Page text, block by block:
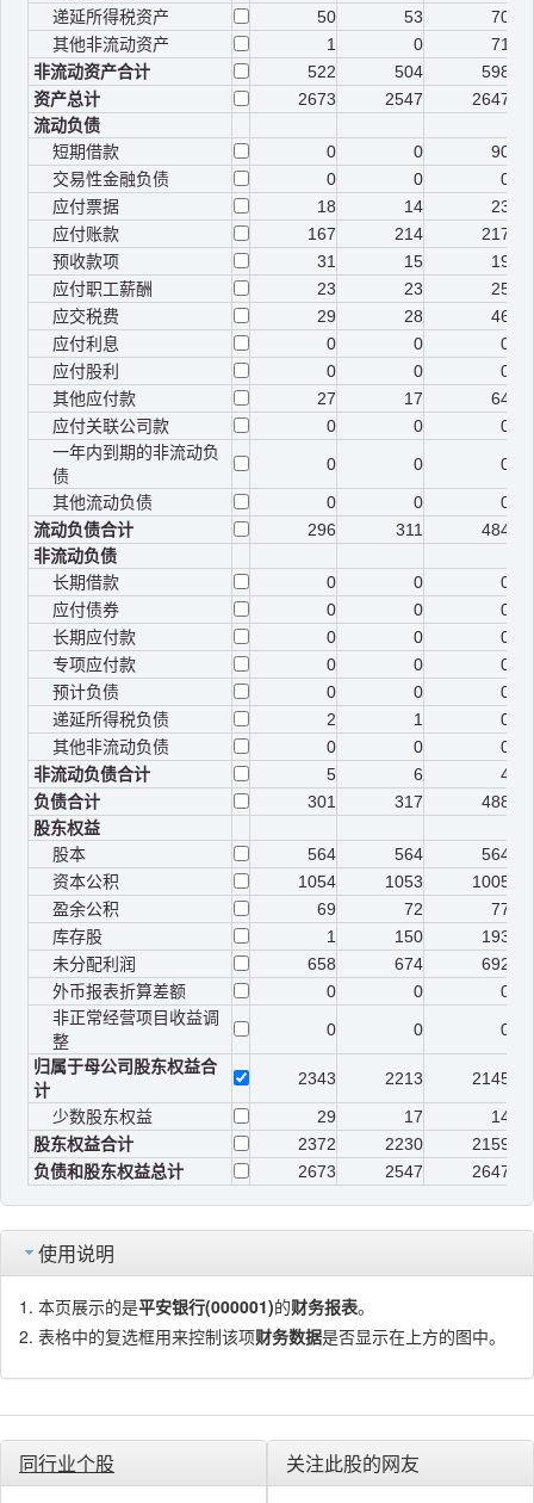
递延所得税资产
50 53
70
其他非流动资产
1 0
71
非流动资产合计
522 504
598
资产总计
2673 2547
2647
流动负债
短期借款
0 0
90
交易性金融负债
0 0
0
应付票据
18 14
23
应付账款
167 214
217
预收款项
31 15
19
应付职工薪酬
23 23
25
应交税费
29 28
46
应付利息
0 0
0
应付股利
0 0
0
其他应付款
27 17
64
应付关联公司款
0 0
0
一年内到期的非流动负
债
0 0
0
其他流动负债
0 0
0
流动负债合计
296 311
484
非流动负债
长期借款
0 0
0
应付债券
0 0
0
长期应付款
0 0
0
专项应付款
0 0
0
预计负债
0 0
0
递延所得税负债
2 1
0
其他非流动负债
0 0
0
非流动负债合计
5 6
4
负债合计
301 317
488
股东权益
股本
564 564
564
资本公积
1054 1053
1005
盈余公积
69 72
77
库存股
1 150
193
未分配利润
658 674
692
外币报表折算差额
0 0
0
非正常经营项目收益调
整
0 0
0
归属于母公司股东权益合
计
2343 2213
2145
少数股东权益
29 17
14
股东权益合计
2372 2230
2159
负债和股东权益总计
2673 2547 2647
使用说明
本页展示的是平安银行(000001)的财务报表。
表格中的复选框用来控制该项财务数据是否显示在上方的图中。
同行业个股 关注此股的网友